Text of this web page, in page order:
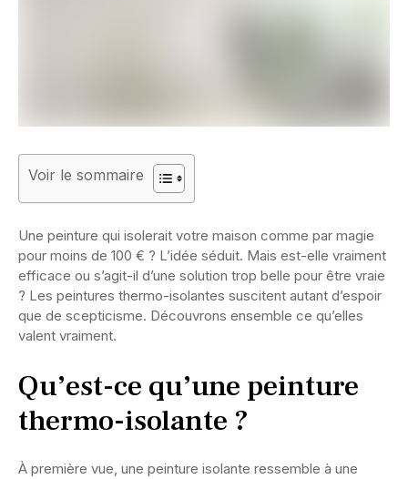
Voir le sommaire
Une peinture qui isolerait votre maison comme par magie
pour moins de 100 € ? L’idée séduit. Mais est-elle vraiment
efficace ou s’agit-il d’une solution trop belle pour être vraie
? Les peintures thermo-isolantes suscitent autant d’espoir
que de scepticisme. Découvrons ensemble ce qu’elles
valent vraiment.
Qu’est-ce qu’une peinture
thermo-isolante ?
À première vue, une peinture isolante ressemble à une